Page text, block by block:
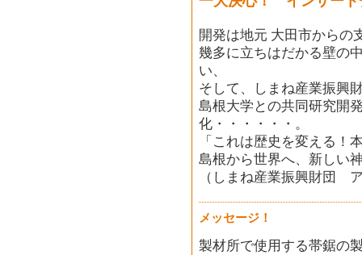
開発は地元 大田市からの
幾多に立ちはだかる壁の
い、
そして、しまね産業振興
島根大学との共同研究開
化・・・・・・。
「これは歴史を変える！
島根から世界へ、新しい
（しまね産業振興財団
メッセージ！
製材所で使用する帯鋸の